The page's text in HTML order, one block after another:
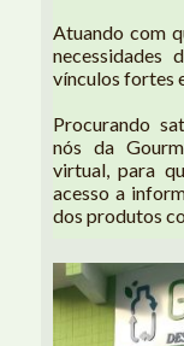
Atuando com
necessidades
vínculos fortes
Procurando
nós da
virtual, para
acesso a
dos produtos